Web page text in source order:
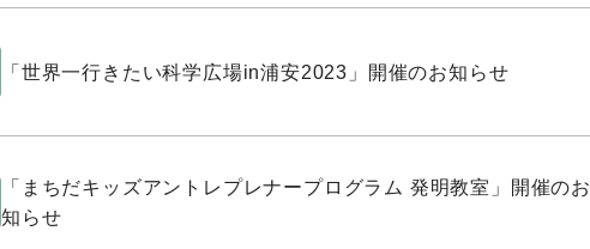
「世界一行きたい科学広場in浦安2023」開催のお知らせ
「まちだキッズアントレプレナープログラム 発明教室」開催のお
知らせ